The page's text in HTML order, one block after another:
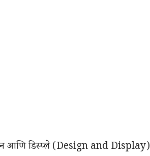
आणि डिस्प्ले (Design and Display)